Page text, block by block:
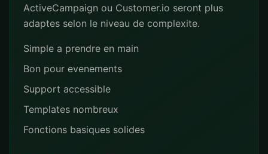
ActiveCampaign ou Customer.io seront plus
adaptes selon le niveau de complexite.
Simple a prendre en main
Bon pour evenements
Support accessible
Templates nombreux
Fonctions basiques solides